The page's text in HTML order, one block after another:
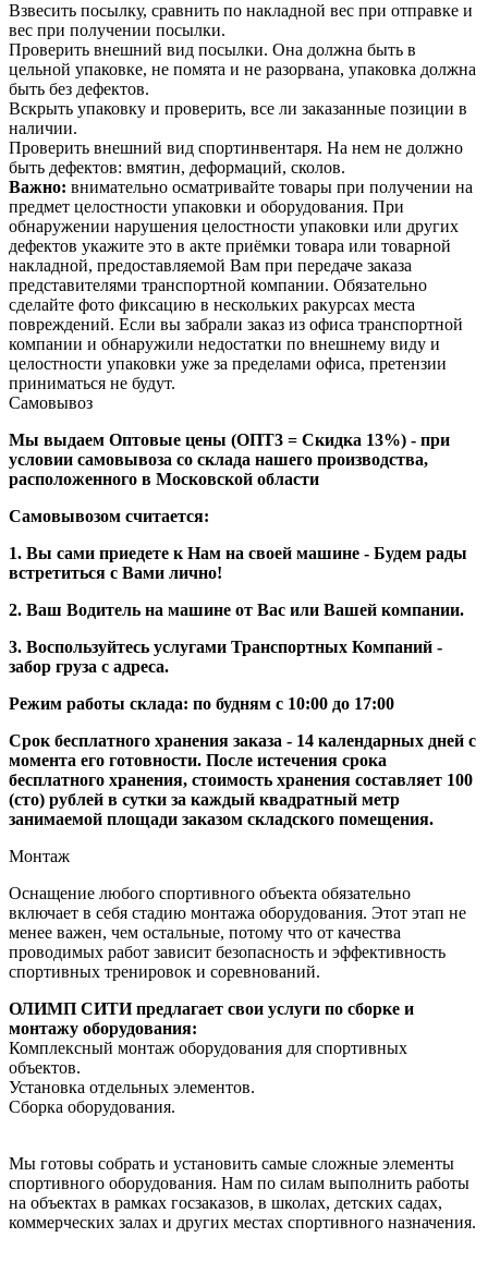
Взвесить посылку, сравнить по накладной вес при отправке и
вес при получении посылки.
Проверить внешний вид посылки. Она должна быть в
цельной упаковке, не помята и не разорвана, упаковка должна
быть без дефектов.
Вскрыть упаковку и проверить, все ли заказанные позиции в
наличии.
Проверить внешний вид спортинвентаря. На нем не должно
быть дефектов: вмятин, деформаций, сколов.
Важно: внимательно осматривайте товары при получении на
предмет целостности упаковки и оборудования. При
обнаружении нарушения целостности упаковки или других
дефектов укажите это в акте приёмки товара или товарной
накладной, предоставляемой Вам при передаче заказа
представителями транспортной компании. Обязательно
сделайте фото фиксацию в нескольких ракурсах места
повреждений. Если вы забрали заказ из офиса транспортной
компании и обнаружили недостатки по внешнему виду и
целостности упаковки уже за пределами офиса, претензии
приниматься не будут.
Самовывоз
Мы выдаем Оптовые цены (ОПТ3 = Скидка 13%) - при
условии самовывоза со склада нашего производства,
расположенного в Московской области
Самовывозом считается:
1. Вы сами приедете к Нам на своей машине - Будем рады
встретиться с Вами лично!
2. Ваш Водитель на машине от Вас или Вашей компании.
3. Воспользуйтесь услугами Транспортных Компаний -
забор груза с адреса.
Режим работы склада: по будням с 10:00 до 17:00
Срок бесплатного хранения заказа - 14 календарных дней с
момента его готовности. После истечения срока
бесплатного хранения, стоимость хранения составляет 100
(сто) рублей в сутки за каждый квадратный метр
занимаемой площади заказом складского помещения.
Монтаж
Оснащение любого спортивного объекта обязательно
включает в себя стадию монтажа оборудования. Этот этап не
менее важен, чем остальные, потому что от качества
проводимых работ зависит безопасность и эффективность
спортивных тренировок и соревнований.
ОЛИМП СИТИ предлагает свои услуги по сборке и
монтажу оборудования:
Комплексный монтаж оборудования для спортивных
объектов.
Установка отдельных элементов.
Сборка оборудования.
Мы готовы собрать и установить самые сложные элементы
спортивного оборудования. Нам по силам выполнить работы
на объектах в рамках госзаказов, в школах, детских садах,
коммерческих залах и других местах спортивного назначения.